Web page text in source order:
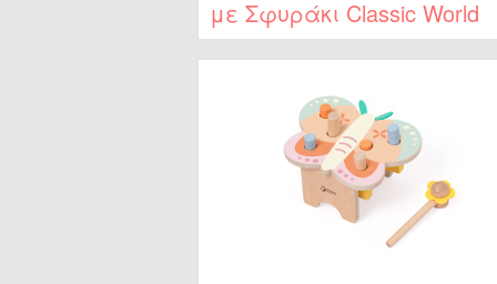
κινητικότητα και τον συντονισμό
χεριού-ματιού.
με Σφυράκι Classic World